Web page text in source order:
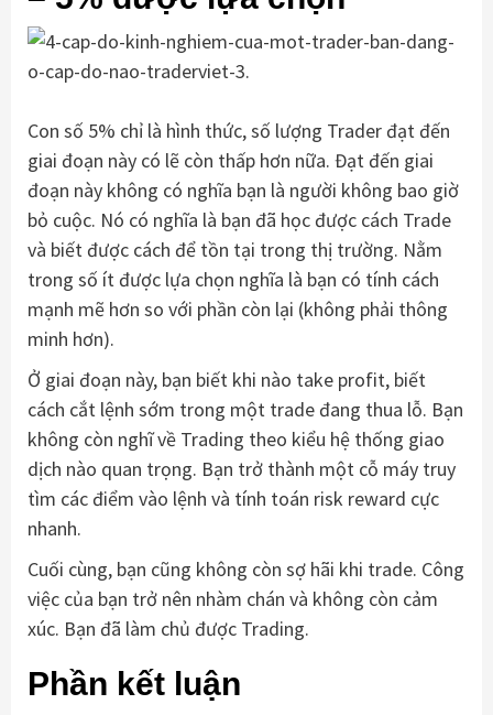
Con số 5% chỉ là hình thức, số lượng Trader đạt đến
giai đoạn này có lẽ còn thấp hơn nữa. Đạt đến giai
đoạn này không có nghĩa bạn là người không bao giờ
bỏ cuộc. Nó có nghĩa là bạn đã học được cách Trade
và biết được cách để tồn tại trong thị trường. Nằm
trong số ít được lựa chọn nghĩa là bạn có tính cách
mạnh mẽ hơn so với phần còn lại (không phải thông
minh hơn).
Ở giai đoạn này, bạn biết khi nào take profit, biết
cách cắt lệnh sớm trong một trade đang thua lỗ. Bạn
không còn nghĩ về Trading theo kiểu hệ thống giao
dịch nào quan trọng. Bạn trở thành một cỗ máy truy
tìm các điểm vào lệnh và tính toán risk reward cực
nhanh.
Cuối cùng, bạn cũng không còn sợ hãi khi trade. Công
việc của bạn trở nên nhàm chán và không còn cảm
xúc. Bạn đã làm chủ được Trading.
Phần kết luận